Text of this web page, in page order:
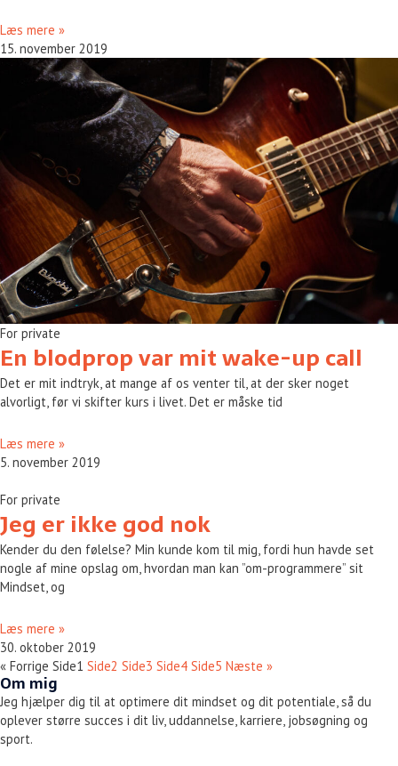
Læs mere »
15. november 2019
For private
En blodprop var mit wake-up call
Det er mit indtryk, at mange af os venter til, at der sker noget
alvorligt, før vi skifter kurs i livet. Det er måske tid
Læs mere »
5. november 2019
For private
Jeg er ikke god nok
Kender du den følelse? Min kunde kom til mig, fordi hun havde set
nogle af mine opslag om, hvordan man kan ”om-programmere” sit
Mindset, og
Læs mere »
30. oktober 2019
« Forrige Side1 Side2 Side3 Side4 Side5 Næste »
Om mig
Jeg hjælper dig til at optimere dit mindset og dit potentiale, så du
oplever større succes i dit liv, uddannelse, karriere, jobsøgning og
sport.